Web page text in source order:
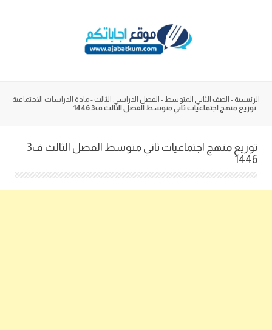
الرئيسية - الصف الثاني المتوسط - الفصل الدراسي الثالث -مادة الدراسات الاجتماعية
- توزيع منهج اجتماعيات ثاني متوسط الفصل الثالث ف3 1446
توزيع منهج اجتماعيات ثاني متوسط الفصل الثالث ف3
1446